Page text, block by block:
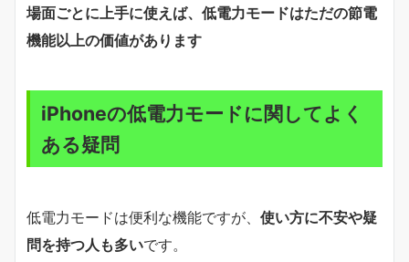
場面ごとに上手に使えば、低電力モードはただの節電
機能以上の価値があります
iPhoneの低電力モードに関してよく
ある疑問
低電力モードは便利な機能ですが、 使い方に不安や疑
問を持つ人も多いです。